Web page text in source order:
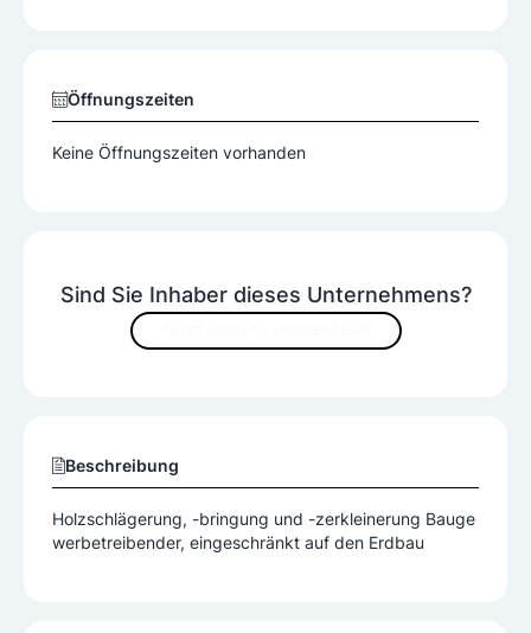
Sind Sie Inhaber dieses Unternehmens?
Beschreibung
Holzschlägerung, -bringung und -zerkleinerung Bauge
werbetreibender, eingeschränkt auf den Erdbau
Öffnungszeiten
Keine Öffnungszeiten vorhanden